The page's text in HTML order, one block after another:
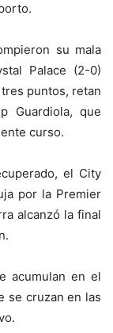
su mala
Palace (2-0)
puntos, retan
Guardiola, que
curso.
el City
por la Premier
alcanzó la final
acumulan en el
se cruzan en las